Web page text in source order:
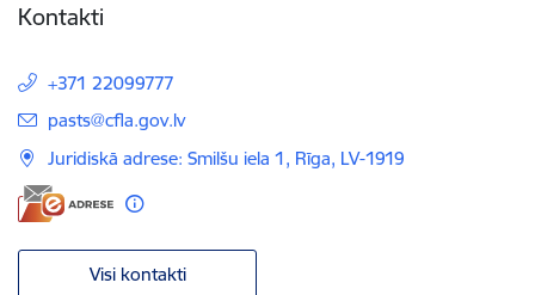
Kontakti
+371 22099777
E-pasts:
pasts@cfla.gov.lv
Juridiskā adrese: Smilšu iela 1, Rīga, LV-1919
Visi kontakti